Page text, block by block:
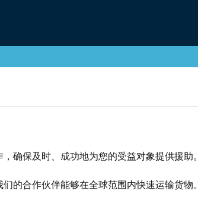
确保及时、成功地为您的受益对象提供援助。
的合作伙伴能够在全球范围内快速运输货物。